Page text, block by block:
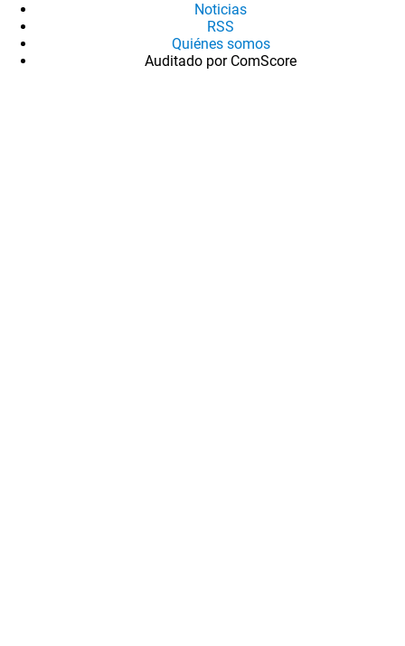
Noticias
RSS
Quiénes somos
Auditado por ComScore